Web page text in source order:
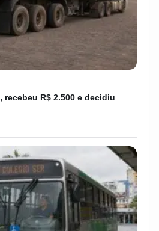
recebeu R$ 2.500 e decidiu